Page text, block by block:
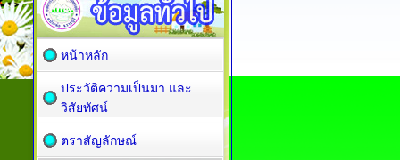
หน้าหลัก
ประวัติความเป็นมา และ
วิสัยทัศน์
ตราสัญลักษณ์